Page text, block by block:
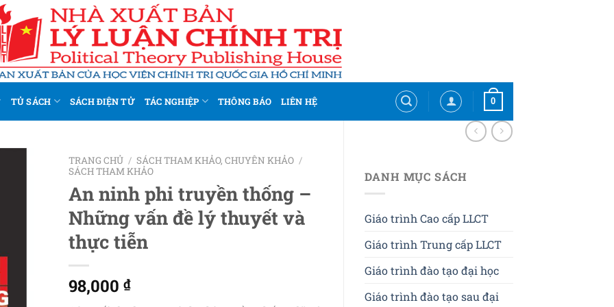
TỦ SÁCH SÁCH ĐIỆN TỬ TÁC NGHIỆP THÔNG BÁO LIÊN HỆ 0
DANH MỤC SÁCH
Giáo trình Cao cấp LLCT
Giáo trình Trung cấp LLCT
Giáo trình đào tạo đại học
Giáo trình đào tạo sau đại
TRANG CHỦ / SÁCH THAM KHẢO, CHUYÊN KHẢO /
SÁCH THAM KHẢO
An ninh phi truyền thống –
Những vấn đề lý thuyết và
thực tiễn
98,000 ₫